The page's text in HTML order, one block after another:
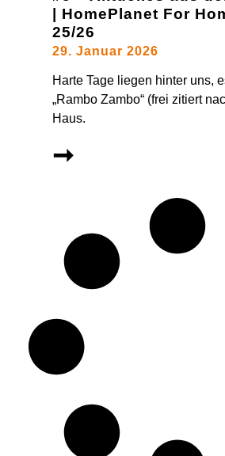
| HomePlanet For
25/26
29. Januar 2026
Harte Tage liegen hinter uns,
„Rambo Zambo“ (frei zitiert
Haus.
➞